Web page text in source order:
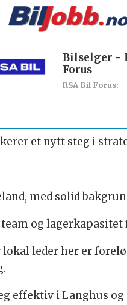
RSA Bil Forus:
Bilselger -
Forus
et nytt steg i
med solid
og
lokal leder her er
effektiv i Langhus